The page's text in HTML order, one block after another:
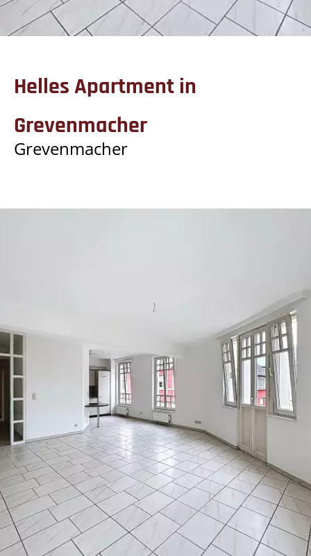
Helles Apartment in
Grevenmacher
Grevenmacher